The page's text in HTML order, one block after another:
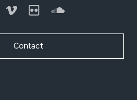
Issuu Vimeo Flickr SoundCloud
Contact